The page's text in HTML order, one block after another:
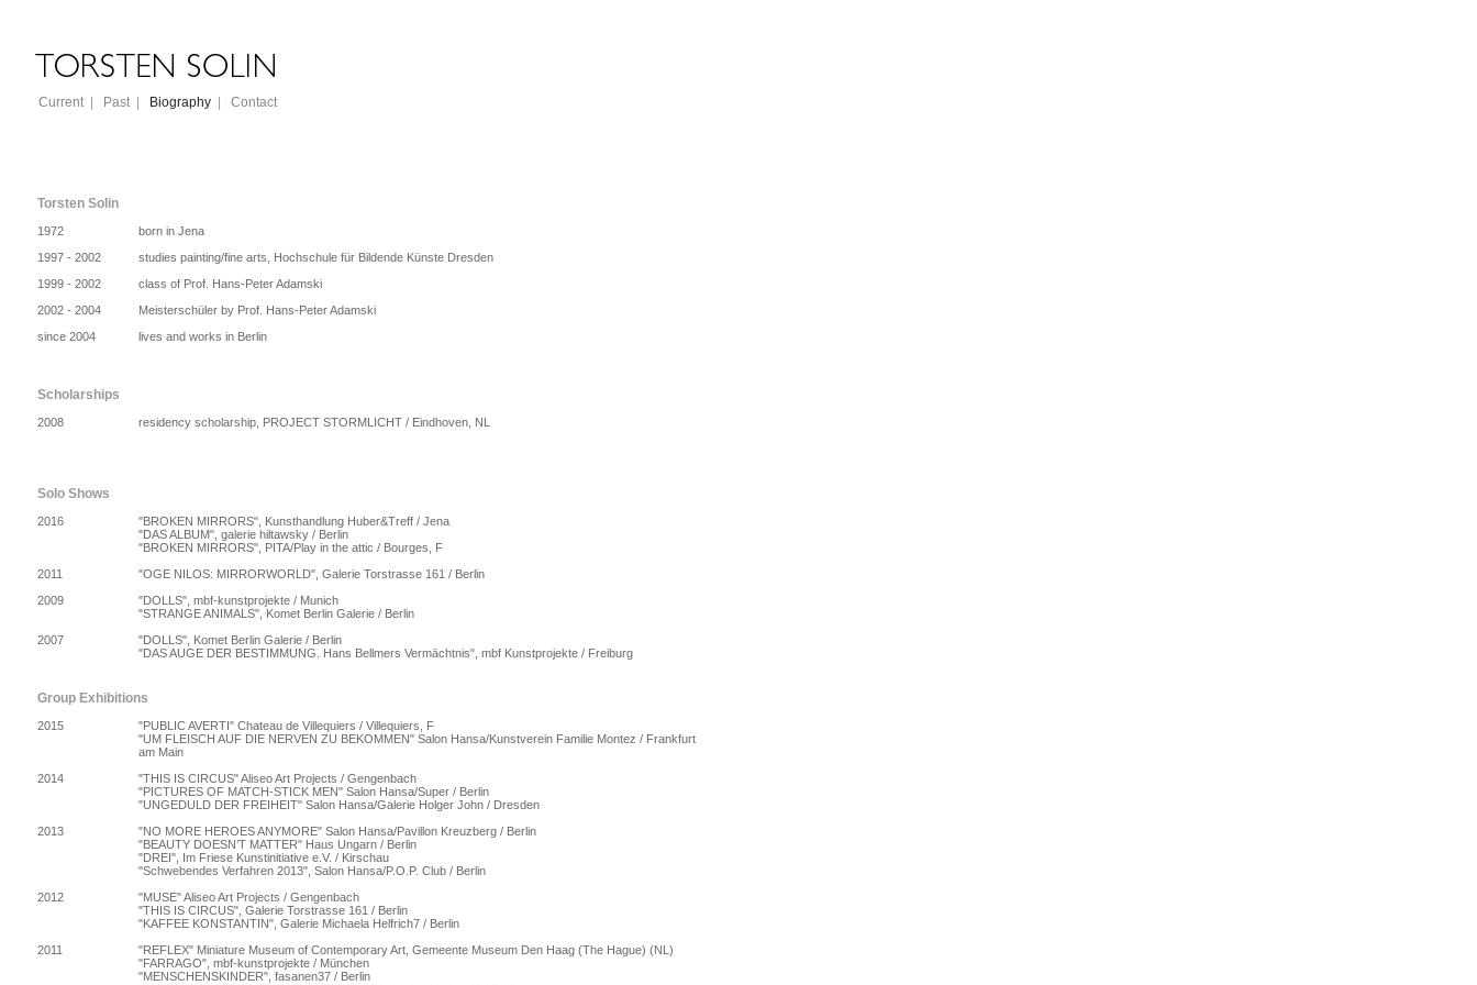
Current| Past| Biography Contact
Torsten Solin
1972
born in Jena
1997 - 2002
studies painting/fine arts, Hochschule für Bildende Künste Dresden
1999 - 2002
class of Prof. Hans-Peter Adamski
2002 - 2004
Meisterschüler by Prof. Hans-Peter Adamski
since 2004
lives and works in Berlin
Scholarships
2008 residency scholarship, PROJECT STORMLICHT / Eindhoven, NL
Solo Shows
2016
"BROKEN MIRRORS", Kunsthandlung Huber&Treff / Jena
"DAS ALBUM", galerie hiltawsky / Berlin
"BROKEN MIRRORS", PITA/Play in the attic / Bourges, F
2011
"OGE NILOS: MIRRORWORLD", Galerie Torstrasse 161 / Berlin
2009
"DOLLS", mbf-kunstprojekte / Munich
"STRANGE ANIMALS", Komet Berlin Galerie / Berlin
2007
"DOLLS", Komet Berlin Galerie / Berlin
"DAS AUGE DER BESTIMMUNG. Hans Bellmers Vermächtnis", mbf Kunstprojekte / Freiburg
Group Exhibitions
2015
"PUBLIC AVERTI" Chateau de Villequiers / Villequiers, F
"UM FLEISCH AUF DIE NERVEN ZU BEKOMMEN" Salon Hansa/Kunstverein Familie Montez / Frankfurt
am Main
2014
"THIS IS CIRCUS" Aliseo Art Projects / Gengenbach
"PICTURES OF MATCH-STICK MEN" Salon Hansa/Super / Berlin
"UNGEDULD DER FREIHEIT" Salon Hansa/Galerie Holger John / Dresden
2013
"NO MORE HEROES ANYMORE" Salon Hansa/Pavillon Kreuzberg / Berlin
"BEAUTY DOESN’T MATTER" Haus Ungarn / Berlin
"DREI", Im Friese Kunstinitiative e.V. / Kirschau
"Schwebendes Verfahren 2013", Salon Hansa/P.O.P. Club / Berlin
2012
"MUSE" Aliseo Art Projects / Gengenbach
"THIS IS CIRCUS", Galerie Torstrasse 161 / Berlin
"KAFFEE KONSTANTIN", Galerie Michaela Helfrich7 / Berlin
2011
"REFLEX" Miniature Museum of Contemporary Art, Gemeente Museum Den Haag (The Hague) (NL)
"FARRAGO", mbf-kunstprojekte / München
"MENSCHENSKINDER", fasanen37 / Berlin